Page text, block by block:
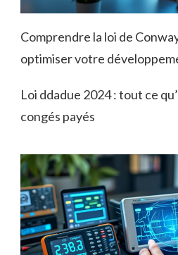
Comprendre la loi de
optimiser votre
Loi ddadue 2024 : tout ce
congés payés